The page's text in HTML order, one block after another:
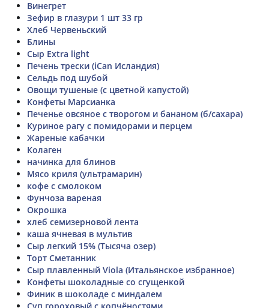
Винегрет
Зефир в глазури 1 шт 33 гр
Хлеб Червеньский
Блины
Сыр Extra light
Печень трески (iCan Исландия)
Сельдь под шубой
Овощи тушеные (с цветной капустой)
Конфеты Марсианка
Печенье овсяное с творогом и бананом (б/сахара)
Куриное рагу с помидорами и перцем
Жареные кабачки
Колаген
начинка для блинов
Мясо криля (ультрамарин)
кофе с смолоком
Фунчоза вареная
Окрошка
хлеб семизерновой лента
каша ячневая в мультив
Сыр легкий 15% (Тысяча озер)
Торт Сметанник
Сыр плавленный Viola (Итальянское избранное)
Конфеты шоколадные со сгущенкой
Финик в шоколаде с миндалем